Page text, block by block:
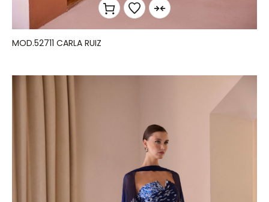
MOD.52711 CARLA RUIZ